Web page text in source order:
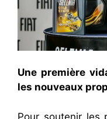
Une première
les nouveaux
Pour soutenir les